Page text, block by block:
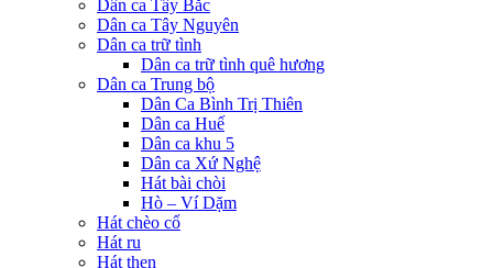
Dân ca Tây Bắc
Dân ca Tây Nguyên
Dân ca trữ tình
Dân ca trữ tình quê hương
Dân ca Trung bộ
Dân Ca Bình Trị Thiên
Dân ca Huế
Dân ca khu 5
Dân ca Xứ Nghệ
Hát bài chòi
Hò – Ví Dặm
Hát chèo cổ
Hát ru
Hát then